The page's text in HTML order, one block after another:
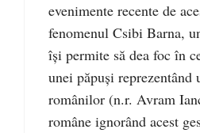
evenimente recente de
fenomenul Csibi Barna,
îşi permite să dea foc în
unei păpuşi reprezentând
românilor (n.r. Avram
române ignorând acest